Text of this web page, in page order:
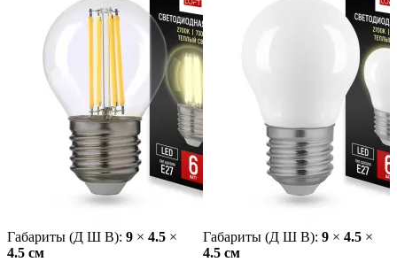
Габариты (Д Ш В): 9 × 4.5 ×
4.5 cм
Габариты (Д Ш В): 9 × 4.5 ×
4.5 cм